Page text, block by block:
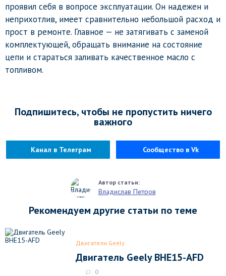
проявил себя в вопросе эксплуатации. Он надежен и
неприхотлив, имеет сравнительно небольшой расход и
прост в ремонте. Главное — не затягивать с заменой
комплектующей, обращать внимание на состояние
цепи и стараться заливать качественное масло с
топливом.
Подпишитесь, чтобы не пропустить ничего
важного
Канал в Телеграм Сообщество в Vk
Владислав Петров
Рекомендуем другие статьи по теме
Двигатели Geely
Двигатель Geely BHE15-AFD
0